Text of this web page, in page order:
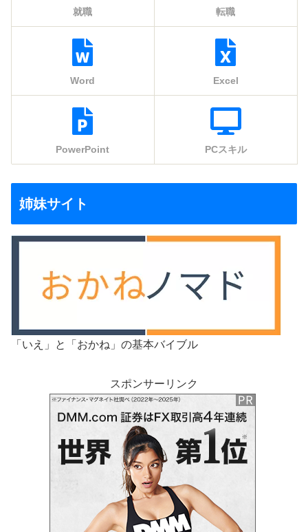
就職 転職
Word Excel
PowerPoint PCスキル
姉妹サイト
「いえ」と「おかね」の基本バイブル
スポンサーリンク